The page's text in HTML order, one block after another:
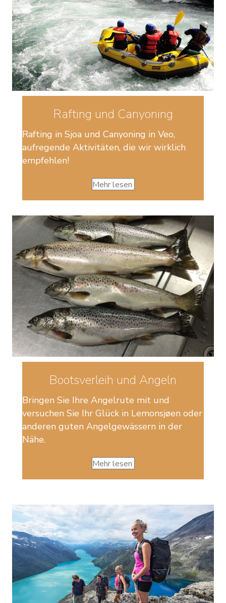
Rafting und Canyoning
Rafting in Sjoa und Canyoning in Veo,
aufregende Aktivitäten, die wir wirklich
empfehlen!
Mehr lesen
Bootsverleih und Angeln
Bringen Sie Ihre Angelrute mit und
versuchen Sie Ihr Glück in Lemonsjøen oder
anderen guten Angelgewässern in der
Nähe.
Mehr lesen